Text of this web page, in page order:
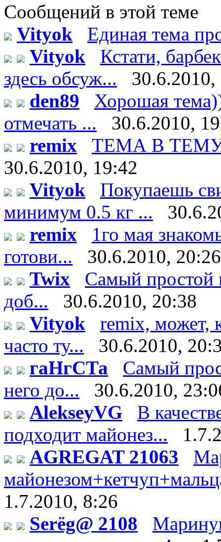
Сообщений в этой теме
Vityok
Единая тема
Vityok
Кстати,
здесь обсуж...
den89
Хорошая
отмечать ...
30.6.2010,
remix
ТЕМА В ТЕМУ!!!
30.6.2010, 19:42
Vityok
Покупаешь
минимум 0.5 кг ...
remix
1го мая
готови...
30.6.2010, 20:26
Twix
Самый простой
доб...
30.6.2010, 20:38
Vityok
remix, может,
часто ту...
30.6.2010,
гаНгСТа
Самый
него до...
30.6.2010,
AlekseyVG
В
подходит майонез...
AGREGAT 21063
1.7.2010, 8:26
Serёg@ 2108